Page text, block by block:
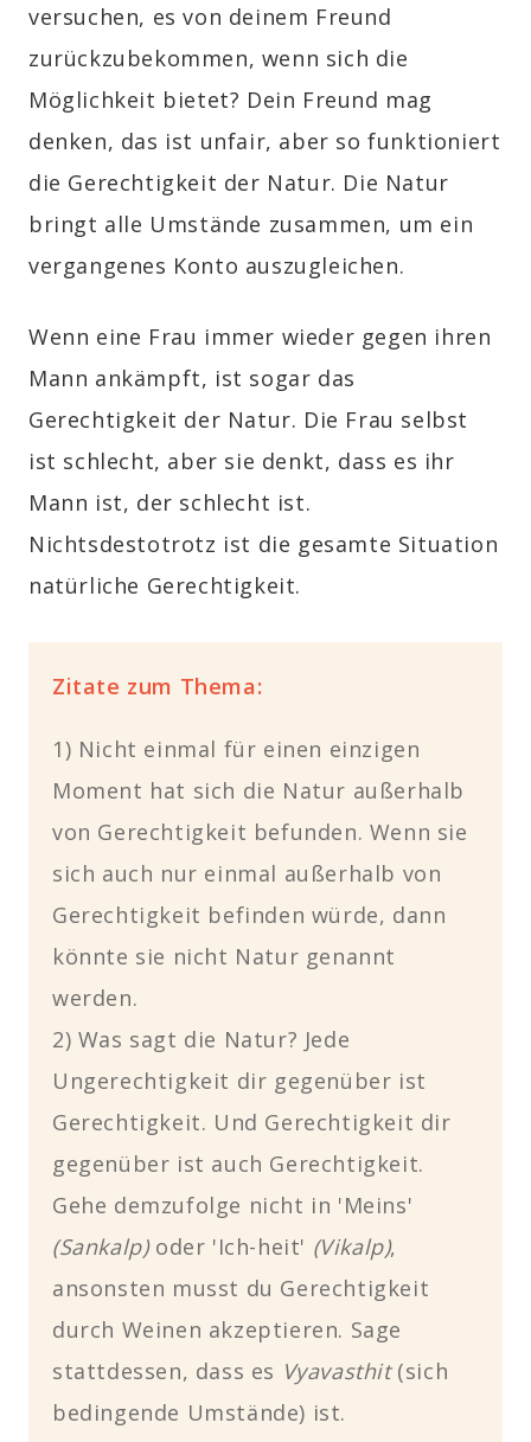
versuchen, es von deinem Freund
zurückzubekommen, wenn sich die
Möglichkeit bietet? Dein Freund mag
denken, das ist unfair, aber so funktioniert
die Gerechtigkeit der Natur. Die Natur
bringt alle Umstände zusammen, um ein
vergangenes Konto auszugleichen.
Wenn eine Frau immer wieder gegen ihren
Mann ankämpft, ist sogar das
Gerechtigkeit der Natur. Die Frau selbst
ist schlecht, aber sie denkt, dass es ihr
Mann ist, der schlecht ist.
Nichtsdestotrotz ist die gesamte Situation
natürliche Gerechtigkeit.
Zitate zum Thema:
1) Nicht einmal für einen einzigen
Moment hat sich die Natur außerhalb
von Gerechtigkeit befunden. Wenn sie
sich auch nur einmal außerhalb von
Gerechtigkeit befinden würde, dann
könnte sie nicht Natur genannt
werden.
2) Was sagt die Natur? Jede
Ungerechtigkeit dir gegenüber ist
Gerechtigkeit. Und Gerechtigkeit dir
gegenüber ist auch Gerechtigkeit.
Gehe demzufolge nicht in 'Meins'
(Sankalp)oder 'Ich-heit' (Vikalp),
ansonsten musst du Gerechtigkeit
durch Weinen akzeptieren. Sage
stattdessen, dass es Vyavasthit(sich
bedingende Umstände) ist.